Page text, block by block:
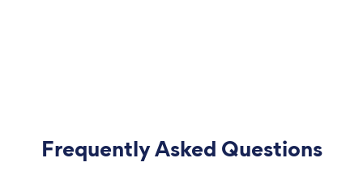
Frequently Asked Questions